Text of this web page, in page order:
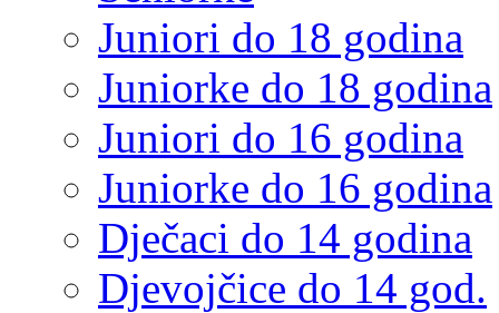
Juniori do 18 godina
Juniorke do 18 godina
Juniori do 16 godina
Juniorke do 16 godina
Dječaci do 14 godina
Djevojčice do 14 god.